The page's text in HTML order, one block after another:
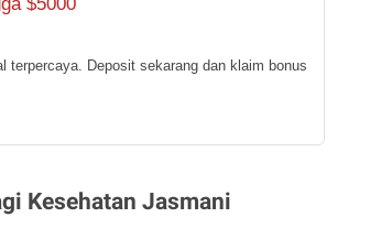
terpercaya. Deposit sekarang dan klaim bonus
Kesehatan Jasmani